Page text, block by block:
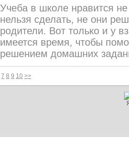
Учеба в школе нравится
нельзя сделать, не они
родители. Вот только и у
имеется время, чтобы
решением домашних
7 8 9 10 >>